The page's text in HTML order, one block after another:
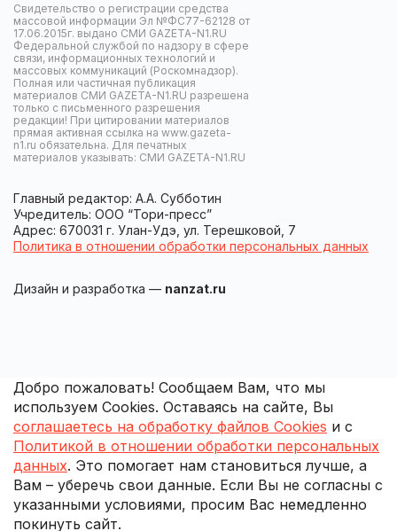
Свидетельство о регистрации средства
массовой информации Эл №ФС77-62128 от
17.06.2015г. выдано СМИ GAZETA-N1.RU
Федеральной службой по надзору в сфере
связи, информационных технологий и
массовых коммуникаций (Роскомнадзор).
Полная или частичная публикация
материалов СМИ GAZETA-N1.RU разрешена
только с письменного разрешения
редакции! При цитировании материалов
прямая активная ссылка на www.gazeta-
n1.ru обязательна. Для печатных
материалов указывать: СМИ GAZETA-N1.RU
Главный редактор: А.А. Субботин
Учредитель: ООО “Тори-пресс”
Адрес: 670031 г. Улан-Удэ, ул. Терешковой, 7
Политика в отношении обработки персональных данных
Дизайн и разработка — nanzat.ru
Добро пожаловать! Сообщаем Вам, что мы
используем Cookies. Оставаясь на сайте, Вы
соглашаетесь на обработку файлов Cookies и с
Политикой в отношении обработки персональных
данных. Это помогает нам становиться лучше, а
Вам – уберечь свои данные. Если Вы не согласны с
указанными условиями, просим Вас немедленно
покинуть сайт.